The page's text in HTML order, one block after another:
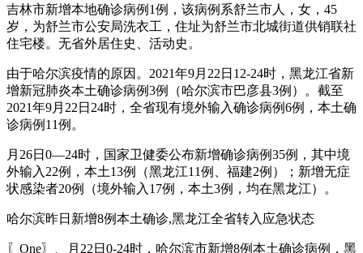
吉林市新增本地确诊病例1例，该病例系舒兰市人，女，45
岁，为舒兰市公安局洗衣工，住址为舒兰市北城街道供销联社
住宅楼。无省外居住史、活动史。
由于哈尔滨疫情的原因。2021年9月22日12-24时，黑龙江省新
增新冠肺炎本土确诊病例3例（哈尔滨市巴彦县3例）。截至
2021年9月22日24时，全省现有境外输入确诊病例6例，本土确
诊病例11例。
月26日0—24时，国家卫健委公布新增确诊病例35例，其中境
外输入22例，本土13例（黑龙江11例、福建2例）；新增无症
状感染者20例（境外输入17例，本土3例，均在黑龙江）。
哈尔滨昨日新增8例本土确诊,黑龙江全省转入应急状态
〖One〗、月22日0-24时，哈尔滨市新增8例本土确诊病例，黑